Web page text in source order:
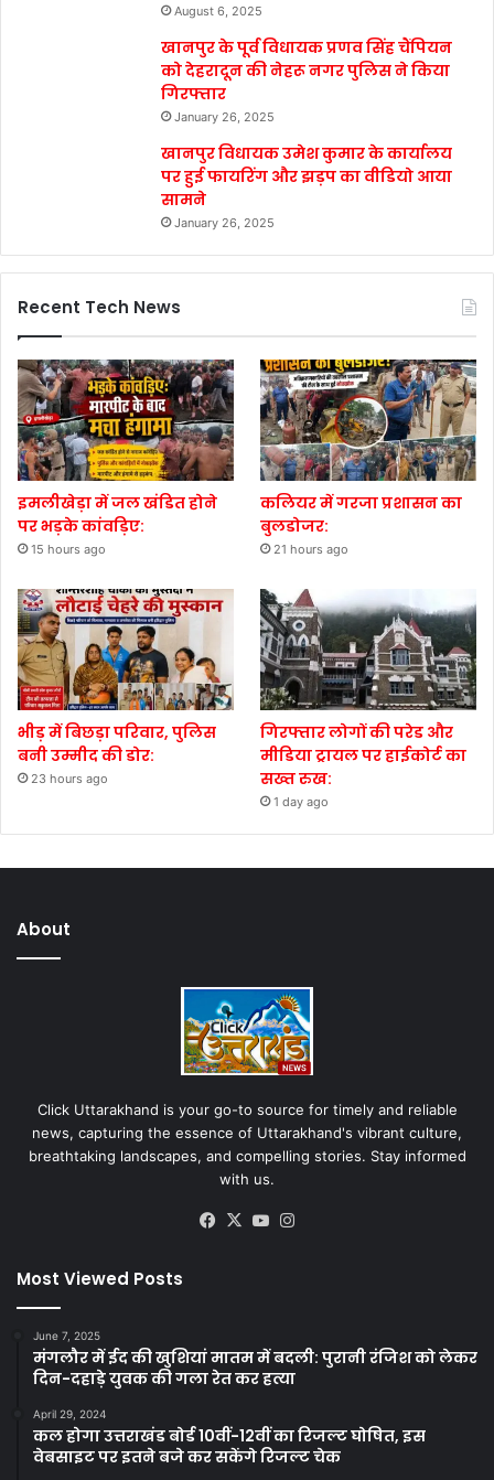
August 6, 2025
खानपुर के पूर्व विधायक प्रणव सिंह चैंपियन
को देहरादून की नेहरू नगर पुलिस ने किया
गिरफ्तार
January 26, 2025
खानपुर विधायक उमेश कुमार के कार्यालय
पर हुई फायरिंग और झड़प का वीडियो आया
सामने
January 26, 2025
Recent Tech News
इमलीखेड़ा में जल खंडित होने
पर भड़के कांवड़िए:
15 hours ago
कलियर में गरजा प्रशासन का
बुलडोजर:
21 hours ago
भीड़ में बिछड़ा परिवार, पुलिस
बनी उम्मीद की डोर:
23 hours ago
गिरफ्तार लोगों की परेड और
मीडिया ट्रायल पर हाईकोर्ट का
सख्त रुख:
1 day ago
About
Click Uttarakhand is your go-to source for timely and reliable
news, capturing the essence of Uttarakhand's vibrant culture,
breathtaking landscapes, and compelling stories. Stay informed
with us.
Facebook
X YouTube
Most Viewed Posts
June 7, 2025
मंगलौर में ईद की खुशियां मातम में बदली: पुरानी रंजिश को लेकर
दिन-दहाड़े युवक की गला रेत कर हत्या
April 29, 2024
कल होगा उत्तराखंड बोर्ड 10वीं-12वीं का रिजल्ट घोषित, इस
वेबसाइट पर इतने बजे कर सकेंगे रिजल्ट चेक